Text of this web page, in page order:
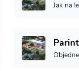
Jak na